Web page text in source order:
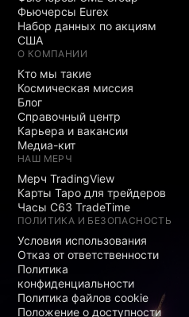
Фьючерсы Eurex
Набор данных по акциям
США
О КОМПАНИИ
Кто мы такие
Космическая миссия
Блог
Справочный центр
Карьера и вакансии
Медиа-кит
НАШ МЕРЧ
Мерч TradingView
Карты Таро для трейдеров
Часы C63 TradeTime
ПОЛИТИКА И БЕЗОПАСНОСТЬ
Условия использования
Отказ от ответственности
Политика
конфиденциальности
Политика файлов cookie
Положение о доступности